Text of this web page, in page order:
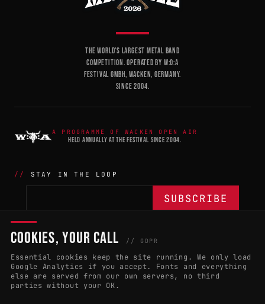
THE WORLD'S LARGEST METAL BAND
COMPETITION. OPERATED BY W:O:A
FESTIVAL GMBH, WACKEN, GERMANY.
SINCE 2004.
A PROGRAMME OF WACKEN OPEN AIR
HELD ANNUALLY AT THE FESTIVAL SINCE 2004.
STAY IN THE LOOP
THE BATTLE
APPLY 2027
RULES & ELIGIBILITY
COUNTRIES(102)
PROMOTERS PORTAL
COOKIES, YOUR CALL // GDPR
Essential cookies keep the site running. We only load
Google Analytics if you accept. Fonts and everything
else are served from our own servers, no third
parties without your OK.